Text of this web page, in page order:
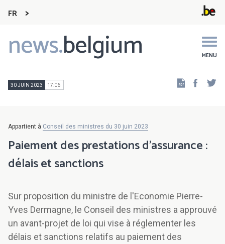
FR
news.belgium MENU
Main
navigation
30 JUIN 2023 17:06
Appartient à Conseil des ministres du 30 juin 2023
Paiement des prestations d’assurance :
délais et sanctions
Sur proposition du ministre de l'Economie Pierre-
Yves Dermagne, le Conseil des ministres a approuvé
un avant-projet de loi qui vise à réglementer les
délais et sanctions relatifs au paiement des